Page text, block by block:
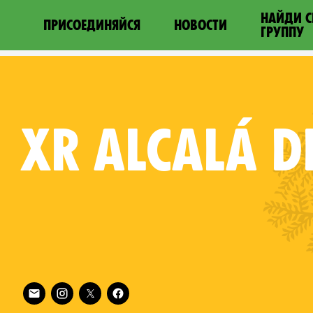
ПРИСОЕДИНЯЙСЯ НОВОСТИ
НАЙДИ
ГРУППУ
XR ALCALÁ
Follow XR Alcalá de Henares on